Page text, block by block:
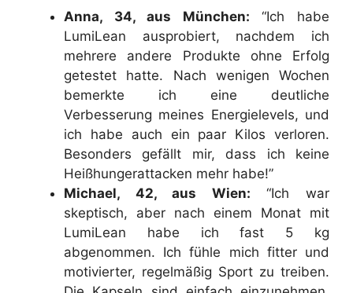
Anna, 34, aus München: “Ich habe
LumiLean ausprobiert, nachdem ich
mehrere andere Produkte ohne Erfolg
getestet hatte. Nach wenigen Wochen
bemerkte ich eine deutliche
Verbesserung meines Energielevels, und
ich habe auch ein paar Kilos verloren.
Besonders gefällt mir, dass ich keine
Heißhungerattacken mehr habe!”
Michael, 42, aus Wien: “Ich war
skeptisch, aber nach einem Monat mit
LumiLean habe ich fast 5 kg
abgenommen. Ich fühle mich fitter und
motivierter, regelmäßig Sport zu treiben.